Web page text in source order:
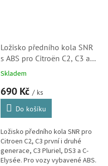
Ložisko předního kola SNR
s ABS pro Citroën C2, C3 a
C3 Pluriel, C-Elysée a DS3
Skladem
690 Kč / ks
Do košíku
Ložisko předního kola SNR pro
Citroen C2, C3 první i druhé
generace, C3 Pluriel, DS3 a C-
Elysée. Pro vozy vybavené ABS.